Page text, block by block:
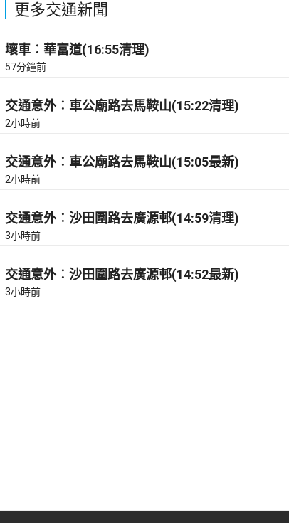
更多交通新聞
壞車︰華富道(16:55清理)
57分鐘前
交通意外︰車公廟路去馬鞍山(15:22清理)
2小時前
交通意外︰車公廟路去馬鞍山(15:05最新)
2小時前
交通意外︰沙田圍路去廣源邨(14:59清理)
3小時前
交通意外︰沙田圍路去廣源邨(14:52最新)
3小時前